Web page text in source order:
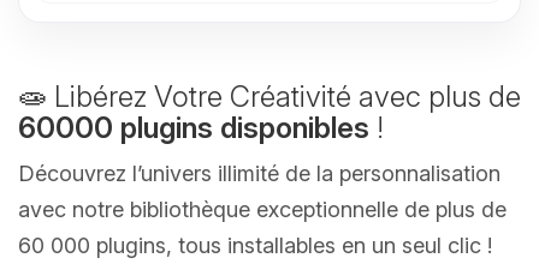
🧫 Libérez Votre Créativité avec plus de
60000 plugins disponibles !
Découvrez l’univers illimité de la personnalisation
avec notre bibliothèque exceptionnelle de plus de
60 000 plugins, tous installables en un seul clic !